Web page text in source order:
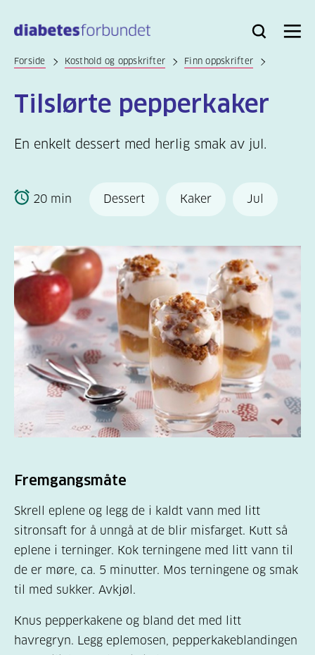
hovedinnhold
Bli
Logg
Søk Meny
Forside Kosthold og oppskrifter Finn oppskrifter
Tilslørte pepperkaker
En enkelt dessert med herlig smak av jul.
20 min Dessert Kaker Jul
Fremgangsmåte
Skrell eplene og legg de i kaldt vann med litt
sitronsaft for å unngå at de blir misfarget. Kutt så
eplene i terninger. Kok terningene med litt vann til
de er møre, ca. 5 minutter. Mos terningene og smak
til med sukker. Avkjøl.
Knus pepperkakene og bland det med litt
havregryn. Legg eplemosen, pepperkakeblandingen